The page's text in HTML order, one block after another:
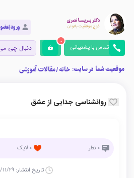
تماس با پشتیبانی
0
موقعیت شما در سایت: خانه/مقالات آموزشی
روانشناسی جدایی از عشق
0 نظر 0 لایک
تاریخ انتشار:11/29